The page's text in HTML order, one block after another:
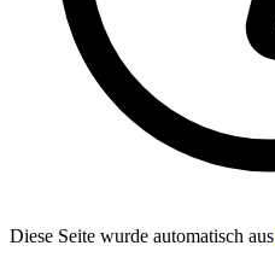
Diese Seite wurde automa­tisch aus